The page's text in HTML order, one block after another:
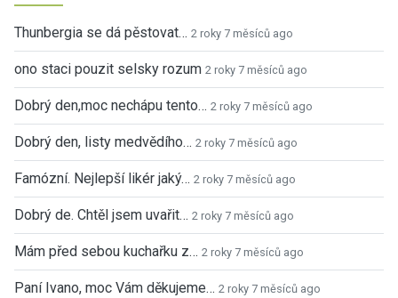
Thunbergia se dá pěstovat… 2 roky 7 měsíců ago
ono staci pouzit selsky rozum 2 roky 7 měsíců ago
Dobrý den,moc nechápu tento… 2 roky 7 měsíců ago
Dobrý den, listy medvědího… 2 roky 7 měsíců ago
Famózní. Nejlepší likér jaký… 2 roky 7 měsíců ago
Dobrý de. Chtěl jsem uvařit… 2 roky 7 měsíců ago
Mám před sebou kuchařku z… 2 roky 7 měsíců ago
Paní Ivano, moc Vám děkujeme… 2 roky 7 měsíců ago